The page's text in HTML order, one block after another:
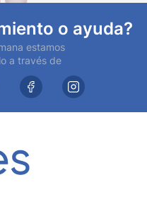
o ayuda?
estamos
a través de